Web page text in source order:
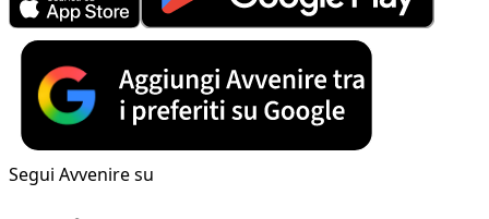
Segui Avvenire su